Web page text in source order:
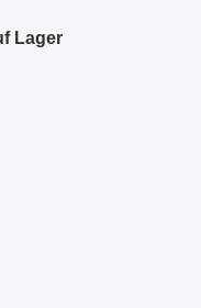
Lager